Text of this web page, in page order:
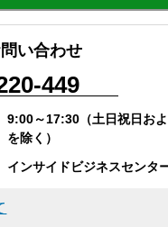
い合わせ
449
9:00～17:30（土日祝日お
を除く）
インサイドビジネスセンタ